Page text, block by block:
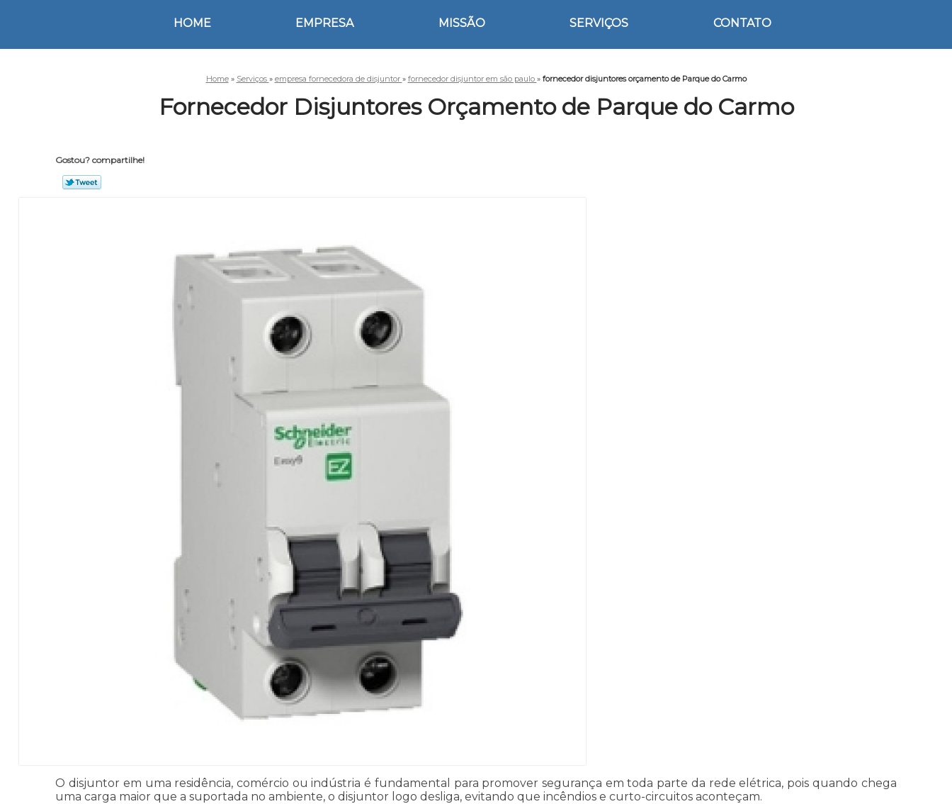
HOME EMPRESA MISSÃO SERVIÇOS CONTATO
Home » Serviços » empresa fornecedora de disjuntor » fornecedor disjuntor em são paulo » fornecedor disjuntores orçamento de Parque do Carmo
Fornecedor Disjuntores Orçamento de Parque do Carmo
Gostou? compartilhe!
O disjuntor em uma residência, comércio ou indústria é fundamental para promover segurança em toda parte da rede elétrica, pois quando chega
uma carga maior que a suportada no ambiente, o disjuntor logo desliga, evitando que incêndios e curto-circuitos aconteçam.